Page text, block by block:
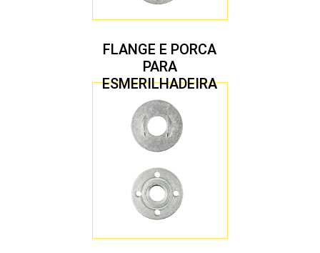
FLANGE E PORCA
PARA
ESMERILHADEIRA
4.1/2″ 22,23 MM